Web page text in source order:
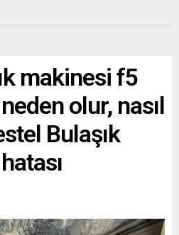
makinesi f5
olur, nasıl
Bulaşık